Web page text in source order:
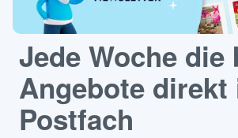
Jede Woche die
Angebote direkt
Postfach